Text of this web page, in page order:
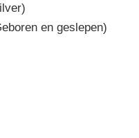
en geslepen)